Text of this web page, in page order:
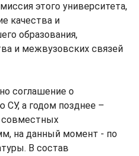
этого университета,
качества и
образования,
и межвузовских связей
соглашение о
СУ, а годом позднее –
совместных
на данный момент - по
В состав